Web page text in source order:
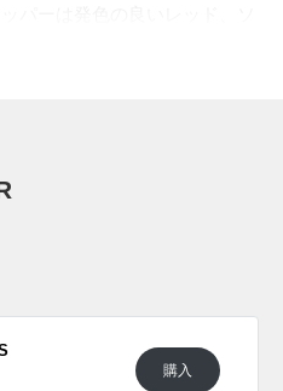
売予定。価格は$190。
円(税込)。 また新たな情
ーズの
Facebook
購入